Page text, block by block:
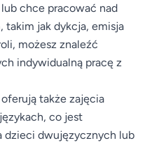
chce pracować nad
takim jak dykcja, emisja
możesz znaleźć
indywidualną pracę z
także zajęcia
co jest
dzieci dwujęzycznych lub